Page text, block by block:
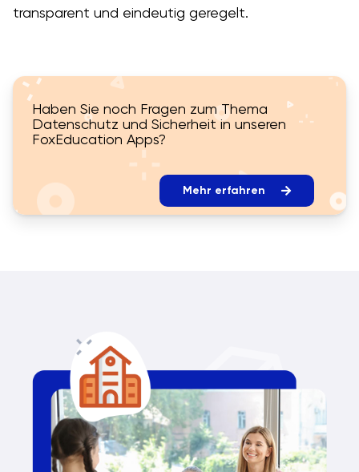
transparent und eindeutig geregelt.
Haben Sie noch Fragen zum Thema
Datenschutz und Sicherheit in unseren
FoxEducation Apps?
Mehr erfahren